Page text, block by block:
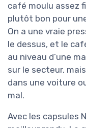
café moulu assez
plutôt bon pour
On a une vraie
le dessus, et le
au niveau d’une
sur le secteur,
dans une voiture
mal.
Avec les capsules